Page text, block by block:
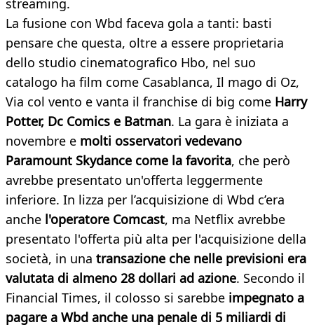
streaming.
La fusione con Wbd faceva gola a tanti: basti
pensare che questa, oltre a essere proprietaria
dello studio cinematografico Hbo, nel suo
catalogo ha film come Casablanca, Il mago di Oz,
Via col vento e vanta il franchise di big come Harry
Potter, Dc Comics e Batman. La gara è iniziata a
novembre e molti osservatori vedevano
Paramount Skydance come la favorita, che però
avrebbe presentato un'offerta leggermente
inferiore. In lizza per l’acquisizione di Wbd c’era
anche l'operatore Comcast, ma Netflix avrebbe
presentato l'offerta più alta per l'acquisizione della
società, in una transazione che nelle previsioni era
valutata di almeno 28 dollari ad azione. Secondo il
Financial Times, il colosso si sarebbe impegnato a
pagare a Wbd anche una penale di 5 miliardi di